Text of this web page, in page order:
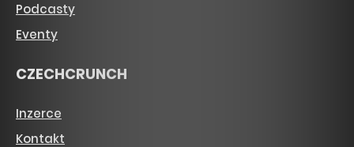
Podcasty
Eventy
CZECHCRUNCH
Inzerce
Kontakt